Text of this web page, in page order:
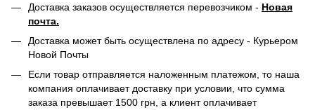
Доставка заказов осуществляется перевозчиком - Новая
почта.
Доставка может быть осуществлена по адресу - Курьером
Новой Почты
Если товар отправляется наложенным платежом, то наша
компания оплачивает доставку при условии, что сумма
заказа превышает 1500 грн, а клиент оплачивает